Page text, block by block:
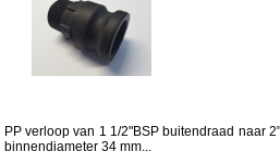
PP verloop van 1 1/2"BSP buitendraad naar
binnendiameter 34 mm...